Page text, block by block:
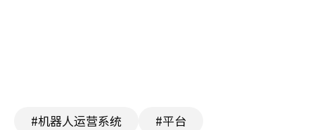
#机器人运营系统
#平台